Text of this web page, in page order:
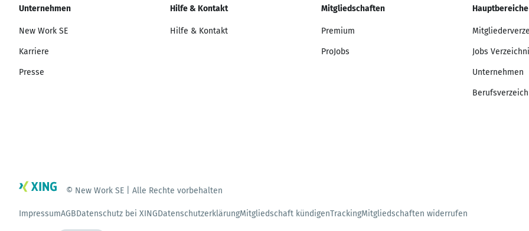
Unternehmen
New Work SE
Karriere
Presse
Hilfe & Kontakt
Hilfe & Kontakt
Mitgliedschaften
Premium
ProJobs
Hauptbereiche
Jobs
Unternehmen
© New Work SE | Alle Rechte vorbehalten
ImpressumAGBDatenschutz bei XINGDatenschutzerklärungMitgliedschaft kündigenTrackingMitgliedschaften widerrufen